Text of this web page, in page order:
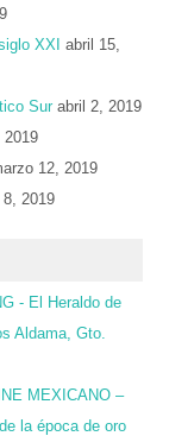
XXI
abril 15,
Sur abril 2, 2019
2019
12, 2019
8, 2019
- El Heraldo de
Aldama, Gto.
MEXICANO –
la época de oro